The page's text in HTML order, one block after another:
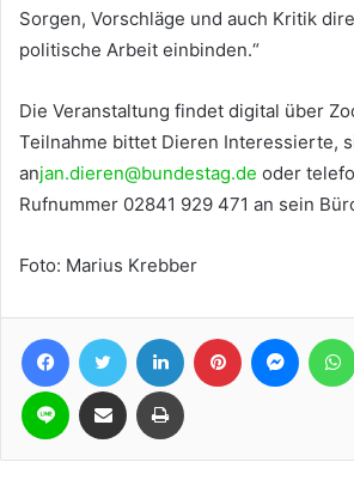
Sorgen, Vorschläge und auch Kritik
politische Arbeit einbinden.“
Die Veranstaltung findet digital über
Teilnahme bittet Dieren Interessierte,
anjan.dieren@bundestag.de oder
Rufnummer 02841 929 471 an sein
Foto: Marius Krebber
FacebookTwitter LinkedIn Pinterest
Line Teile per E-Mail Drucken